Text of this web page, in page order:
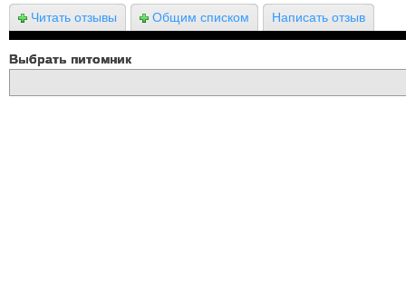
Читать отзывы Общим списком Написать отзыв
Выбрать питомник